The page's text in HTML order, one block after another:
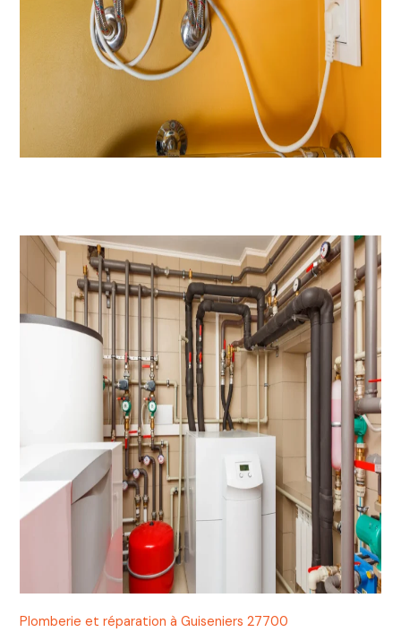
Plomberie et réparation à Guiseniers 27700